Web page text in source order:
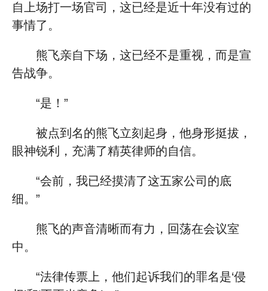
自上场打一场官司，这已经是近十年没有过的
事情了。
熊飞亲自下场，这已经不是重视，而是宣
告战争。
“是！”
被点到名的熊飞立刻起身，他身形挺拔，
眼神锐利，充满了精英律师的自信。
“会前，我已经摸清了这五家公司的底
细。”
熊飞的声音清晰而有力，回荡在会议室
中。
“法律传票上，他们起诉我们的罪名是‘侵